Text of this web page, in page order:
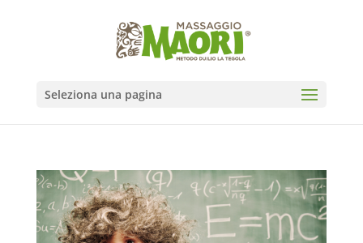
Seleziona una pagina